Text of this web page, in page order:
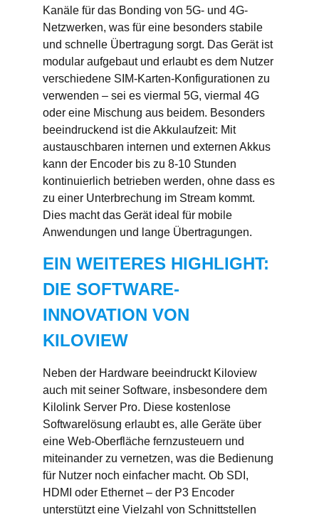
Kanäle für das Bonding von 5G- und 4G-
Netzwerken, was für eine besonders stabile
und schnelle Übertragung sorgt. Das Gerät ist
modular aufgebaut und erlaubt es dem Nutzer
verschiedene SIM-Karten-Konfigurationen zu
verwenden – sei es viermal 5G, viermal 4G
oder eine Mischung aus beidem. Besonders
beeindruckend ist die Akkulaufzeit: Mit
austauschbaren internen und externen Akkus
kann der Encoder bis zu 8-10 Stunden
kontinuierlich betrieben werden, ohne dass es
zu einer Unterbrechung im Stream kommt.
Dies macht das Gerät ideal für mobile
Anwendungen und lange Übertragungen.
EIN WEITERES HIGHLIGHT:
DIE SOFTWARE-
INNOVATION VON
KILOVIEW
Neben der Hardware beeindruckt Kiloview
auch mit seiner Software, insbesondere dem
Kilolink Server Pro. Diese kostenlose
Softwarelösung erlaubt es, alle Geräte über
eine Web-Oberfläche fernzusteuern und
miteinander zu vernetzen, was die Bedienung
für Nutzer noch einfacher macht. Ob SDI,
HDMI oder Ethernet – der P3 Encoder
unterstützt eine Vielzahl von Schnittstellen